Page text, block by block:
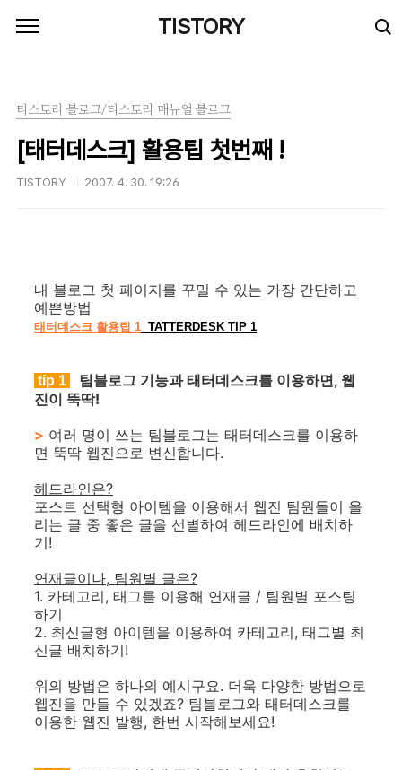
TISTORY
티스토리 블로그/티스토리 매뉴얼 블로그
[태터데스크] 활용팁 첫번째 !
TISTORY 2007. 4. 30. 19:26
내 블로그 첫 페이지를 꾸밀 수 있는 가장 간단하고
예쁜방법
태터데스크 활용팁 1 TATTERDESK TIP 1
tip 1
팀블로그 기능과 태터데스크를 이용하면, 웹
진이 뚝딱!
> 여러 명이 쓰는 팀블로그는 태터데스크를 이용하
면 뚝딱 웹진으로 변신합니다.
헤드라인은?
포스트 선택형 아이템을 이용해서 웹진 팀원들이 올
리는 글 중 좋은 글을 선별하여 헤드라인에 배치하
기!
연재글이나, 팀원별 글은?
1. 카테고리, 태그를 이용해 연재글 / 팀원별 포스팅
하기
2. 최신글형 아이템을 이용하여 카테고리, 태그별 최
신글 배치하기!
위의 방법은 하나의 예시구요. 더욱 다양한 방법으로
웹진을 만들 수 있겠죠? 팀블로그와 태터데스크를
이용한 웹진 발행, 한번 시작해보세요!